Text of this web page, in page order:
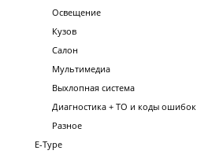
Освещение
Кузов
Салон
Мультимедиа
Выхлопная система
Диагностика + ТО и коды ошибок
Разное
E-Type